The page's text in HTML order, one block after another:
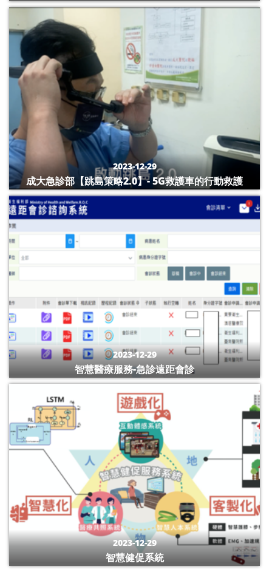
風轉診照護品質
2023-12-29
成大急診部【跳島策略2.0】- 5G救護車的行動救護
2023-12-29
智慧醫療服務-急診遠距會診
2023-12-29
智慧健促系統